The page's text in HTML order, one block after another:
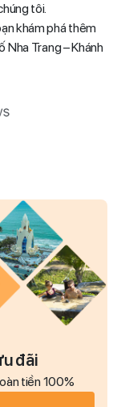
tôi.
khám phá thêm
Nha Trang – Khánh
đãi
tiền 100%